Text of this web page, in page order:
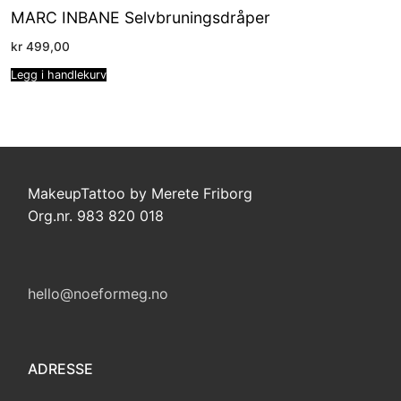
MARC INBANE Selvbruningsdråper
kr 499,00
Legg i handlekurv
MakeupTattoo by Merete Friborg
Org.nr. 983 820 018
hello@noeformeg.no
ADRESSE